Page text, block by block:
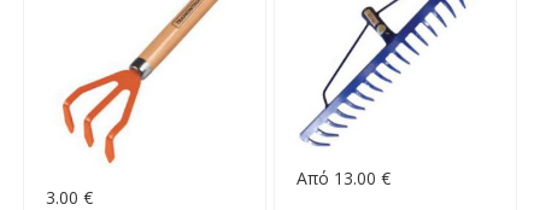
3.00 €
Από 13.00 €